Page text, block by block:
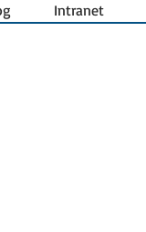
Intranet